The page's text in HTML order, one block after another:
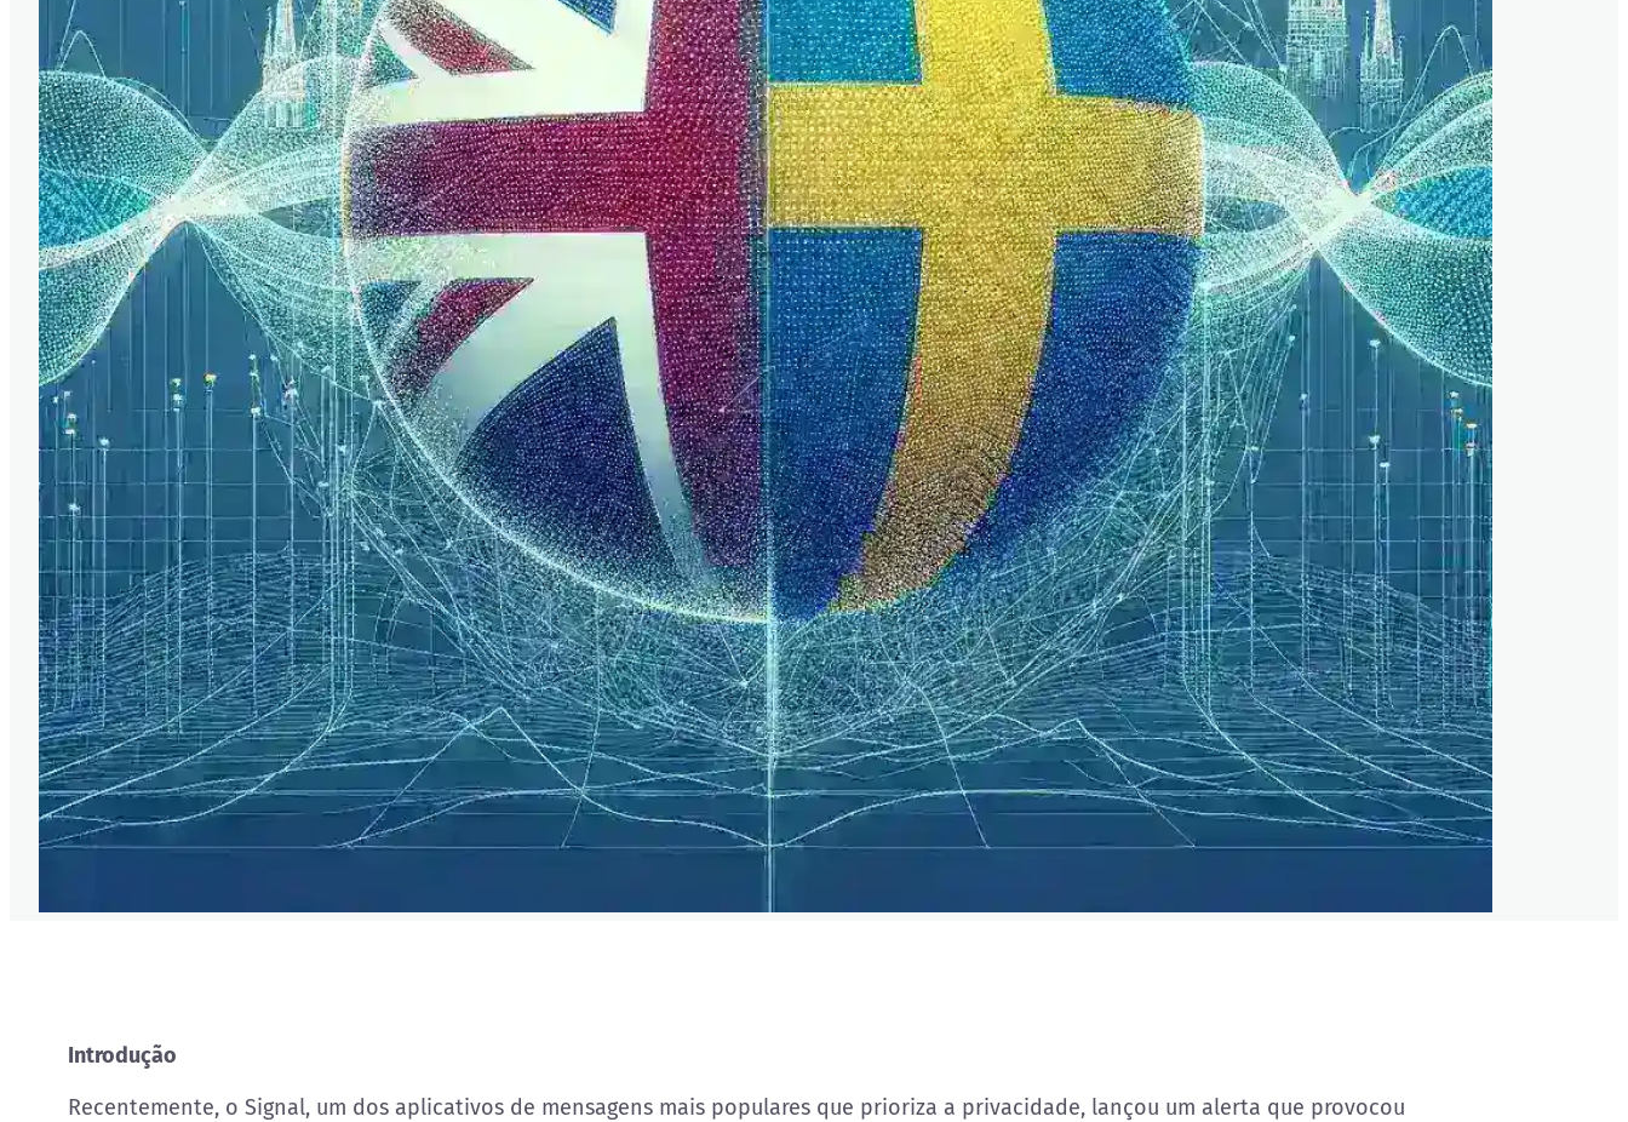
Introdução
Recentemente, o Signal, um dos aplicativos de mensagens mais populares que prioriza a privacidade, lançou um alerta que provocou